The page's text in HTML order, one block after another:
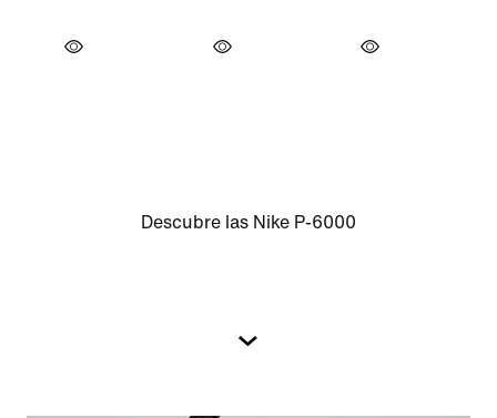
Descubre las Nike P-6000